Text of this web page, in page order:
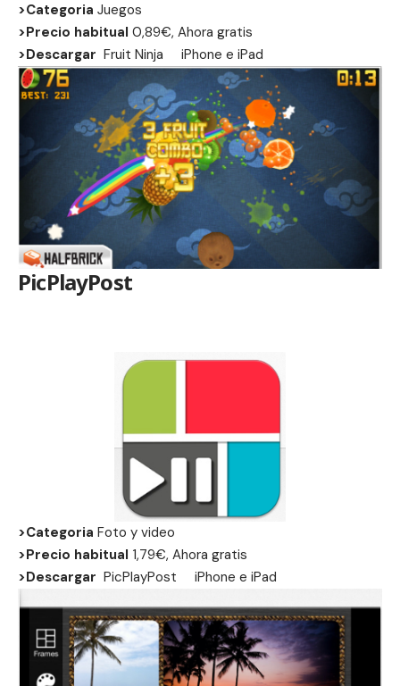
>Categoria Juegos
>Precio habitual 0,89€, Ahora gratis
>Descargar Fruit Ninja iPhone e iPad
PicPlayPost
>Categoria Foto y video
>Precio habitual 1,79€, Ahora gratis
>Descargar PicPlayPost iPhone e iPad